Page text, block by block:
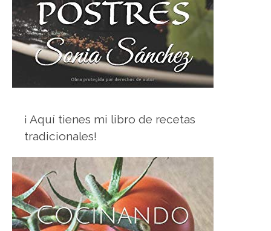
¡ Aquí tienes mi libro de recetas
tradicionales!